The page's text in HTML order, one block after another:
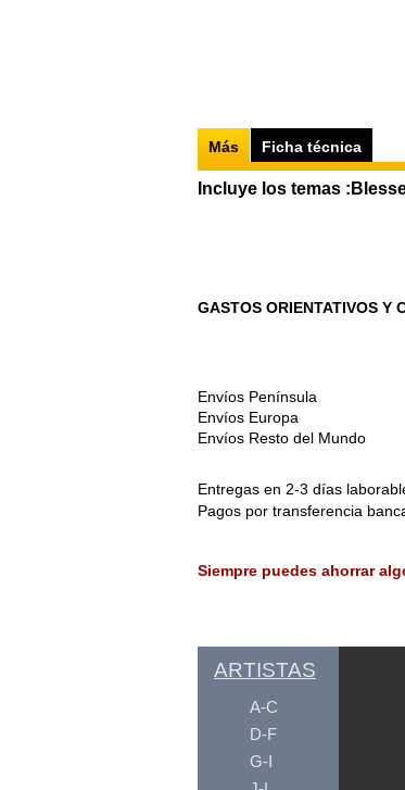
Más Ficha técnica
Incluye los temas
GASTOS ORIENTATIVOS Y
Envíos Península
Envíos Europa
Envíos Resto del Mundo
Entregas en 2-3 días
Pagos por transferencia
Siempre puedes ahorrar
ARTISTAS
A-C
D-F
G-I